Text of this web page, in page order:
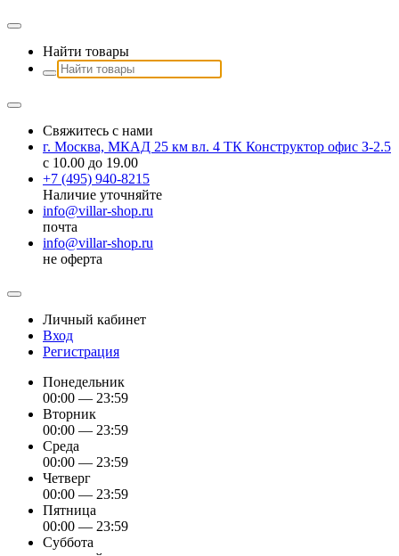
Найти товары
Свяжитесь с нами
г. Москва, МКАД 25 км вл. 4 ТК Конструктор офис З-2.5
с 10.00 до 19.00
+7 (495) 940-8215
Наличие уточняйте
info@villar-shop.ru
почта
info@villar-shop.ru
не оферта
Личный кабинет
Вход
Регистрация
Понедельник
00:00 — 23:59
Вторник
00:00 — 23:59
Среда
00:00 — 23:59
Четверг
00:00 — 23:59
Пятница
00:00 — 23:59
Суббота